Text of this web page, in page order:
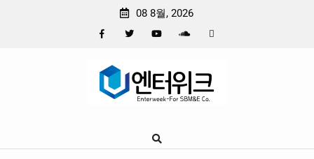
08 8월, 2026
Google